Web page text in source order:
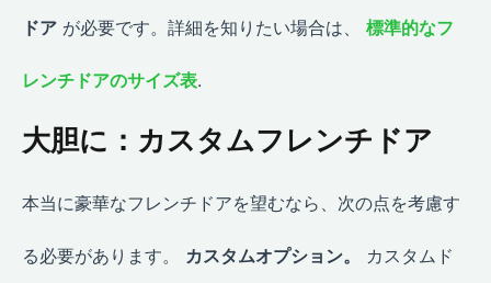
ドア が必要です。詳細を知りたい場合は、 標準的なフ
レンチドアのサイズ表.
大胆に：カスタムフレンチドア
本当に豪華なフレンチドアを望むなら、次の点を考慮す
る必要があります。 カスタムオプション。 カスタムド